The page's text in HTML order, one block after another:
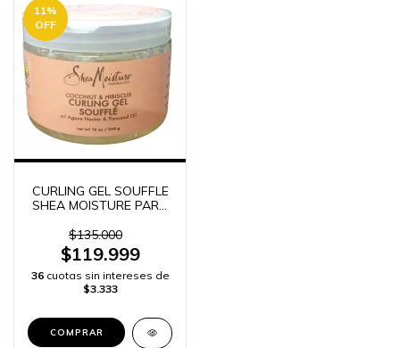
11%
OFF
CURLING GEL SOUFFLE
SHEA MOISTURE PARA
$135.000
$119.999
36 cuotas sin intereses de
$3.333